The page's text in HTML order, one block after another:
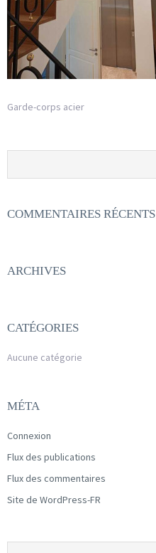
Garde-corps acier
COMMENTAIRES RÉCENTS
ARCHIVES
CATÉGORIES
Aucune catégorie
MÉTA
Connexion
Flux des publications
Flux des commentaires
Site de WordPress-FR